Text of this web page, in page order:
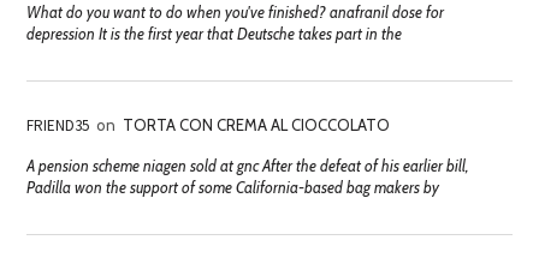
What do you want to do when you've finished? anafranil dose for
depression It is the first year that Deutsche takes part in the
FRIEND35 on TORTA CON CREMA AL CIOCCOLATO
A pension scheme niagen sold at gnc After the defeat of his earlier bill,
Padilla won the support of some California-based bag makers by